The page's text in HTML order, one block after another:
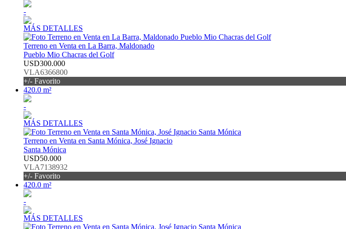
-
MÁS DETALLES
Terreno en Venta en La Barra, Maldonado
Pueblo Mio Chacras del Golf
USD300.000
VLA6366800
+/- Favorito
420.0 m²
-
MÁS DETALLES
Terreno en Venta en Santa Mónica, José Ignacio
Santa Mónica
USD50.000
VLA7138932
+/- Favorito
420.0 m²
-
MÁS DETALLES